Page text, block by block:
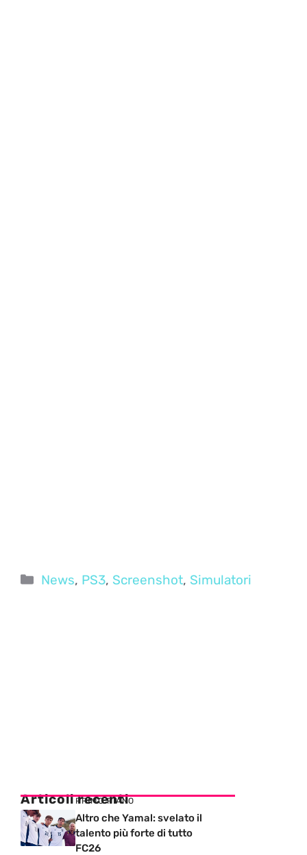
Categorie
News, PS3, Screenshot, Simulatori
Articoli recenti
PRIMO PIANO
Altro che Yamal: svelato il
talento più forte di tutto
FC26